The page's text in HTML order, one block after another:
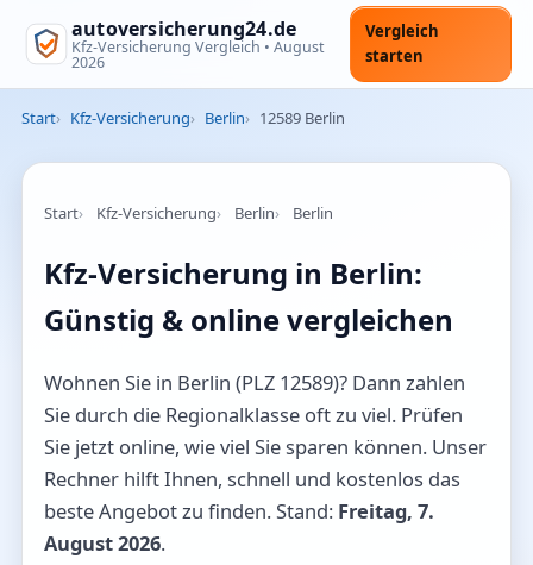
autoversicherung24.de
Kfz-Versicherung Vergleich • August
2026
Vergleich
starten
Start Kfz-Versicherung Berlin 12589 Berlin
Start Kfz-Versicherung Berlin Berlin
Kfz-Versicherung in Berlin:
Günstig & online vergleichen
Wohnen Sie in Berlin (PLZ 12589)? Dann zahlen
Sie durch die Regionalklasse oft zu viel. Prüfen
Sie jetzt online, wie viel Sie sparen können. Unser
Rechner hilft Ihnen, schnell und kostenlos das
beste Angebot zu finden. Stand: Freitag, 7.
August 2026.